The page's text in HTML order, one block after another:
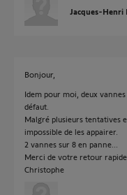
Jacques-Henri
Bonjour,
Idem pour moi, deux
défaut.
Malgré plusieurs tentatives
impossible de les appairer.
2 vannes sur 8 en panne...
Merci de votre retour rapide.
Christophe